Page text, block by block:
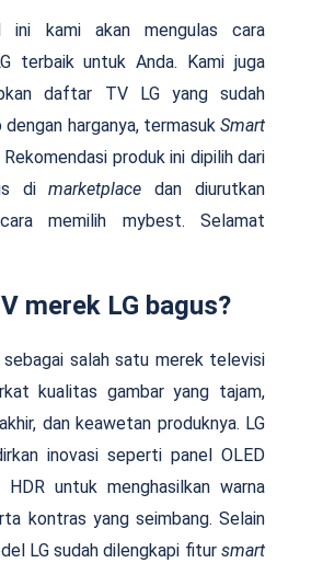
ini kami akan mengulas cara
terbaik untuk Anda. Kami juga
daftar TV LG yang sudah
harganya, termasuk Smart
produk ini dipilih dari
dimarketplace dan diurutkan
memilih mybest. Selamat
merek LG bagus?
sebagai salah satu merek televisi
kualitas gambar yang tajam,
dan keawetan produknya. LG
inovasi seperti panel OLED
untuk menghasilkan warna
kontras yang seimbang. Selain
LG sudah dilengkapi fitur smart